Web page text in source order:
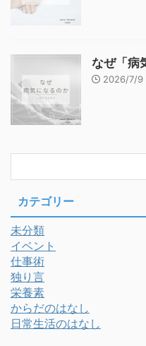
なぜ「病
2026/7/9
カテゴリー
未分類
イベント
仕事術
独り言
栄養素
からだのはなし
日常生活のはなし